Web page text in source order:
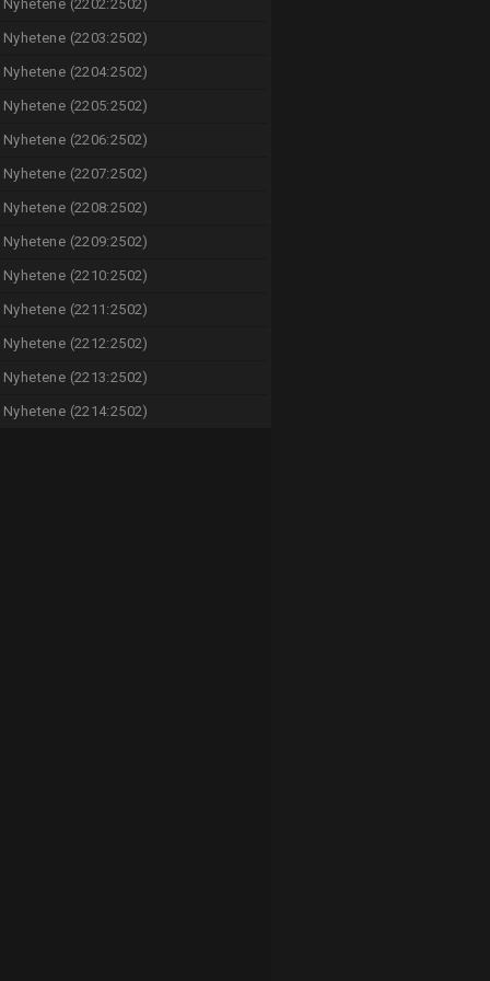
Nyhetene (2202:2502)
Nyhetene (2203:2502)
Nyhetene (2204:2502)
Nyhetene (2205:2502)
Nyhetene (2206:2502)
Nyhetene (2207:2502)
Nyhetene (2208:2502)
Nyhetene (2209:2502)
Nyhetene (2210:2502)
Nyhetene (2211:2502)
Nyhetene (2212:2502)
Nyhetene (2213:2502)
Nyhetene (2214:2502)